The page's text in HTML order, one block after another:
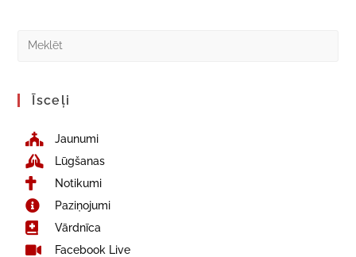
Īsceļi
Jaunumi
Lūgšanas
Notikumi
Paziņojumi
Vārdnīca
Facebook Live